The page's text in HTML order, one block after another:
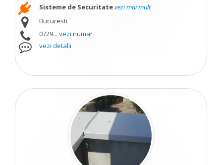
Sisteme de Securitatevezi mai mult
Bucuresti
0729... vezi numar
vezi detalii